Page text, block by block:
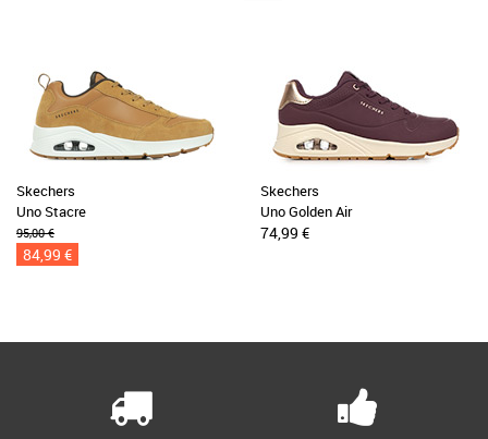
Skechers
Uno Stacre
95,00 €
84,99 €
Skechers
Uno Golden Air
74,99 €